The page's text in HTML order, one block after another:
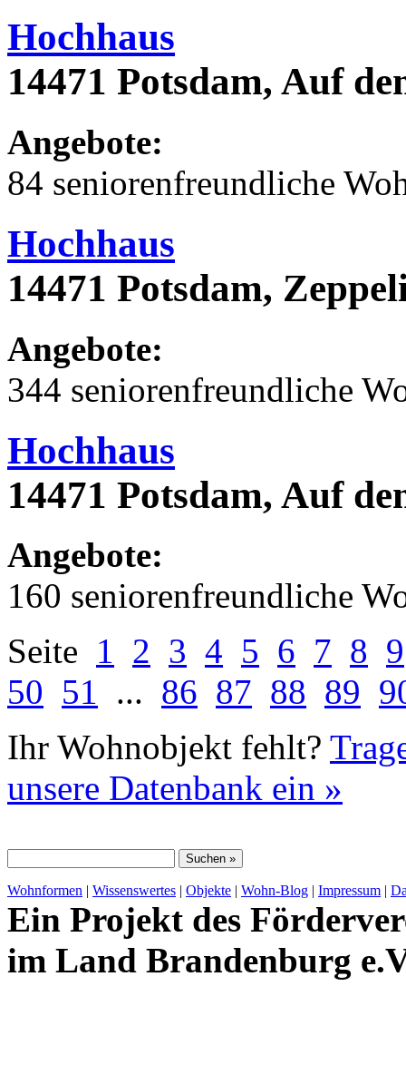
Hochhaus
14471 Potsdam, Auf
Angebote:
84 seniorenfreundliche
Hochhaus
14471 Potsdam,
Angebote:
344 seniorenfreundliche
Hochhaus
14471 Potsdam, Auf
Angebote:
160 seniorenfreundliche
Seite 1 2 3 4 5 6 7 8 9
50 51 ... 86 87 88 89
Ihr Wohnobjekt fehlt?
unsere Datenbank ein »
Wohnformen | Wissenswertes | Objekte | Wohn-Blog | Impressum |
Ein Projekt des
im Land Brandenburg